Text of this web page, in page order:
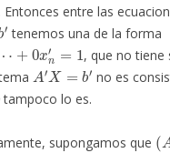
Entonces entre las
tenemos una de la forma
0xn′=1
, que no tiene
A′X= ′
no es
tampoco lo es.
supongamos que
(A